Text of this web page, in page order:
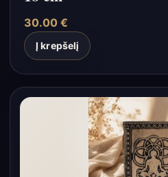
30.00 €
Į krepšelį